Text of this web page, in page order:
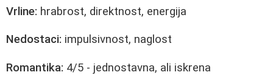
Vrline: hrabrost, direktnost, energija
Nedostaci: impulsivnost, naglost
Romantika: 4/5 - jednostavna, ali iskrena